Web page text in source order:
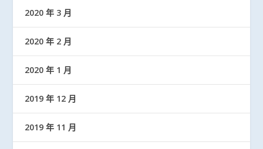
2020 年 3 月
2020 年 2 月
2020 年 1 月
2019 年 12 月
2019 年 11 月